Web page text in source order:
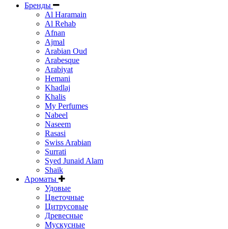
Бренды
Al Haramain
Al Rehab
Afnan
Ajmal
Arabian Oud
Arabesque
Arabiyat
Hemani
Khadlaj
Khalis
My Perfumes
Nabeel
Naseem
Rasasi
Swiss Arabian
Surrati
Syed Junaid Alam
Shaik
Ароматы
Удовые
Цветочные
Цитрусовые
Древесные
Мускусные